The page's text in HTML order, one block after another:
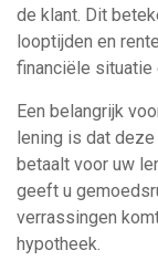
de klant. Dit
looptijden en
financiële situatie
Een belangrijk
lening is dat
betaalt voor uw
geeft u
verrassingen
hypotheek.